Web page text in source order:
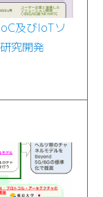
及びIoTソ
究開発